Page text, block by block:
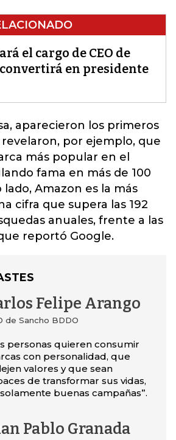
el cargo de CEO de
en presidente
aparecieron los primeros
por ejemplo, que
más popular en el
fama en más de 100
lado, Amazon es la más
cifra que supera las 192
anuales, frente a las
reportó Google.
Felipe Arango
de Sancho BDDO
personas quieren consumir
con personalidad, que
valores y que sean
de transformar sus vidas,
buenas campañas”.
Pablo Granada